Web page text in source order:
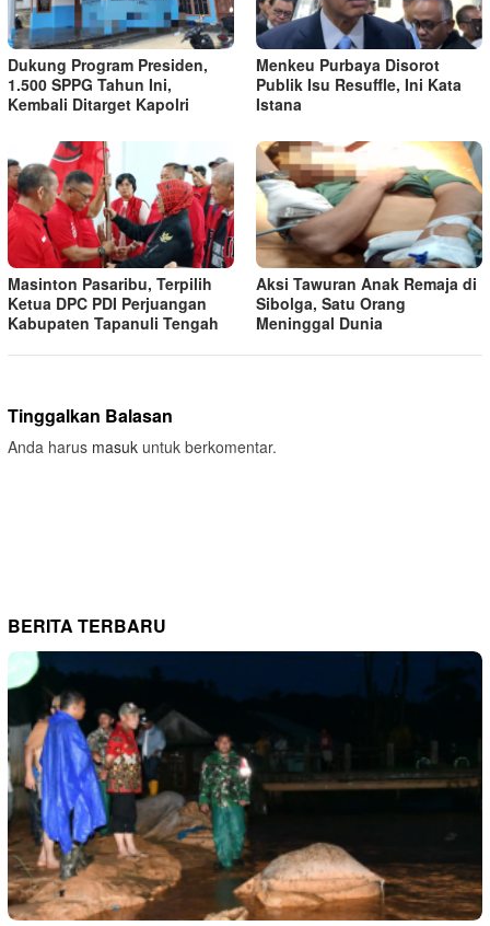
Dukung Program Presiden,
1.500 SPPG Tahun Ini,
Kembali Ditarget Kapolri
Menkeu Purbaya Disorot
Publik Isu Resuffle, Ini Kata
Istana
Masinton Pasaribu, Terpilih
Ketua DPC PDI Perjuangan
Kabupaten Tapanuli Tengah
Aksi Tawuran Anak Remaja di
Sibolga, Satu Orang
Meninggal Dunia
Tinggalkan Balasan
Anda harus masuk untuk berkomentar.
BERITA TERBARU